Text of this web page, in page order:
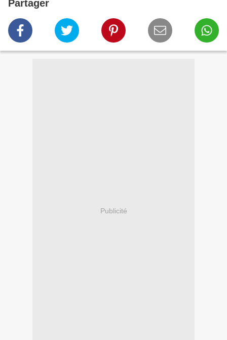
Partager
Publicité